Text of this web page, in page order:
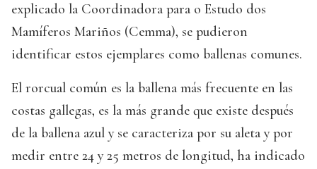
explicado la Coordinadora para o Estudo dos
Mamíferos Mariños (Cemma), se pudieron
identificar estos ejemplares como ballenas comunes.
El rorcual común es la ballena más frecuente en las
costas gallegas, es la más grande que existe después
de la ballena azul y se caracteriza por su aleta y por
medir entre 24 y 25 metros de longitud, ha indicado